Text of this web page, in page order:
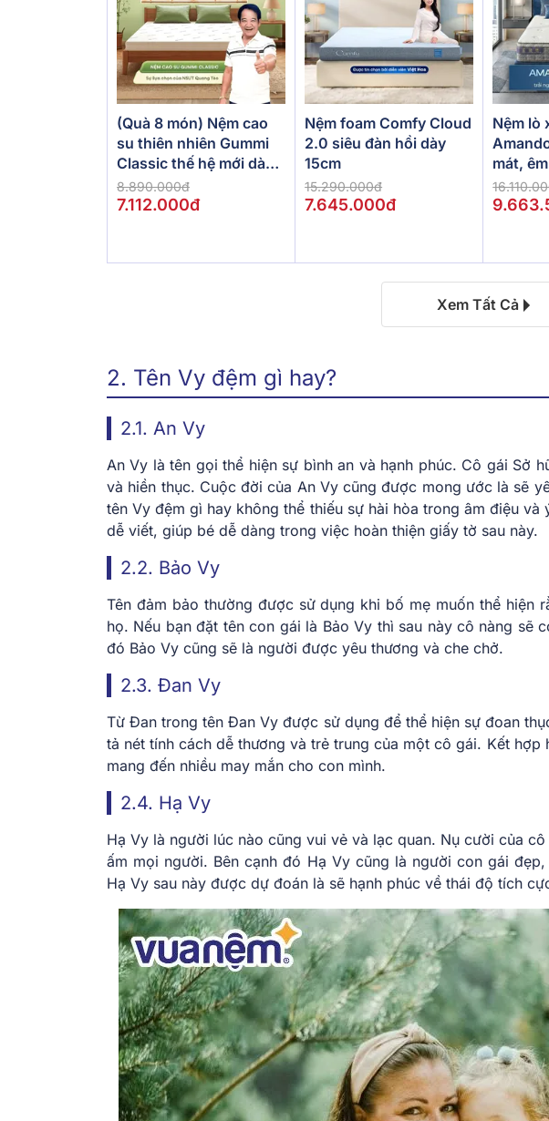
(Quà 8 món) Nệm cao
su thiên nhiên Gummi
Classic thế hệ mới dày
5/10/15cm
8.890.000đ
7.112.000đ
Nệm foam Comfy Cloud
2.0 siêu đàn hồi dày
15cm
15.290.000đ
7.645.000đ
Nệm lò
mát,
Xem Tất Cả
2. Tên Vy đệm gì hay?
2.1. An Vy
An Vy là tên gọi thể hiện sự bình an và hạnh phúc. Cô gái Sở
và hiền thục. Cuộc đời của An Vy cũng được mong ước là sẽ
tên Vy đệm gì hay không thể thiếu sự hài hòa trong âm điệu
dễ viết, giúp bé dễ dàng trong việc hoàn thiện giấy tờ sau này.
2.2. Bảo Vy
Tên đảm bảo thường được sử dụng khi bố mẹ muốn thể hiện
họ. Nếu bạn đặt tên con gái là Bảo Vy thì sau này cô nàng sẽ
đó Bảo Vy cũng sẽ là người được yêu thương và che chở.
2.3. Đan Vy
Từ Đan trong tên Đan Vy được sử dụng để thể hiện sự đoan
tả nét tính cách dễ thương và trẻ trung của một cô gái. Kết hợp
mang đến nhiều may mắn cho con mình.
2.4. Hạ Vy
Hạ Vy là người lúc nào cũng vui vẻ và lạc quan. Nụ cười của
ấm mọi người. Bên cạnh đó Hạ Vy cũng là người con gái
Hạ Vy sau này được dự đoán là sẽ hạnh phúc về thái độ tích